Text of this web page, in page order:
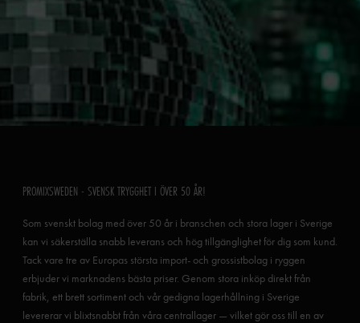
PROMIXSWEDEN - SVENSK TRYGGHET I ÖVER 50 ÅR!
Som svenskt bolag med över 50 år i branschen och stora lager i Sverige
kan vi säkerställa snabb leverans och hög tillgänglighet för dig som kund.
Tack vare tre av Europas största import- och grossistbolag i ryggen
erbjuder vi marknadens bästa priser. Genom stora inköp direkt från
fabrik, ett brett sortiment och vår gedigna lagerhållning i Sverige
levererar vi blixtsnabbt från våra centrallager — vilket gör oss till en av